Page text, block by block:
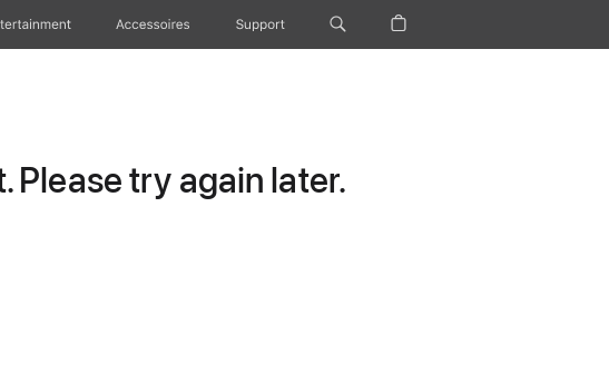
Accessoires Support
Please try again later.